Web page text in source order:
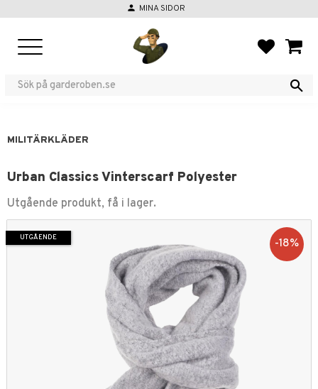
person MINA SIDOR
MILITÄRKLÄDER
Urban Classics Vinterscarf Polyester
Utgående produkt, få i lager.
18%
UTGÅENDE